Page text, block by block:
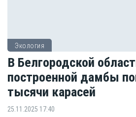
Экология
В Белгородской
построенной дамбы
тысячи карасей
25.11.2025 17:40